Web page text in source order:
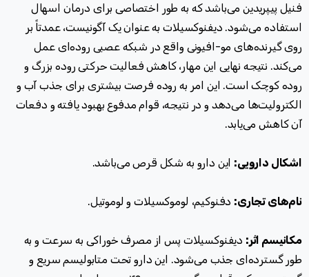
فنیل پیپریدین می‌باشد که به طور اختصاصی برای درمان اسهال
استفاده می‌شود. دیفنوکسیلات به عنوان یک آگونیست، عمدتاً بر
روی گیرنده‌های مو-افیونی واقع در شبکه عصبی روده‌ای عمل
می‌کند. نتیجه نهایی این مهار، کاهش فعالیت حرکتی روده بزرگ و
روده کوچک است. این امر به روده فرصت بیشتری برای جذب آب و
الکترولیت‌ها می‌دهد و در نتیجه، قوام مدفوع بهبود یافته و دفعات
آن کاهش می‌یابد.
اشکال دارویی: این دارو به شکل قرص می‌باشد.
نام‌های تجاری: دفنوکیم، لوموکسیلات و لوموتیل.
مکانیسم اثر: دیفنوکسیلات پس از مصرف خوراکی به سرعت و به
طور گسترده‌ای جذب می‌شود. این دارو تحت متابولیسم سریع و